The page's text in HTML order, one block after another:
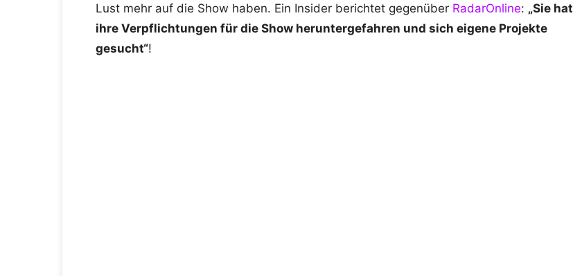
Lust mehr auf die Show haben. Ein Insider berichtet gegenüber RadarOnline: „Sie hat
ihre Verpflichtungen für die Show heruntergefahren und sich eigene Projekte
gesucht“!